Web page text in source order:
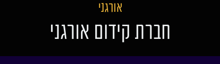
אורגני
חברת קידום אורגני